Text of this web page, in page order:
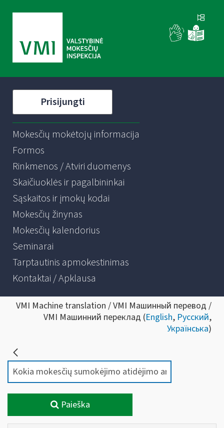
Prisijungti
Mokesčių mokėtojų informacija
Formos
Rinkmenos / Atviri duomenys
Skaičiuoklės ir pagalbininkai
Sąskaitos ir įmokų kodai
Mokesčių žinynas
Mokesčių kalendorius
Seminarai
Tarptautinis apmokestinimas
Kontaktai / Apklausa
VMI Machine translation / VMI Машинный перевод /
VMI Машинний переклад (English, Русский,
Українська)
Paieška